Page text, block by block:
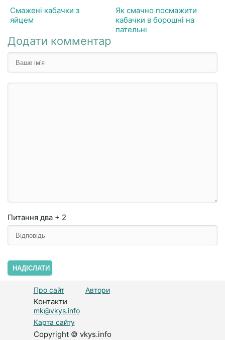
Смажені кабачки з
яйцем
Як смачно посмажити
кабачки в борошні на
пательні
Додати комментар
Питання два + 2
НАДІСЛАТИ
Про сайт Автори
Контакти
mk@vkys.info
Карта сайту
Copyright © vkys.info